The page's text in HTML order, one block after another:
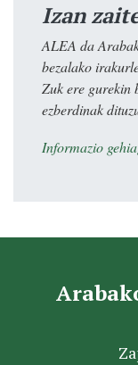
Izan
ALEA da
bezalako
Zuk ere gurekin
ezberdinak
Informazio